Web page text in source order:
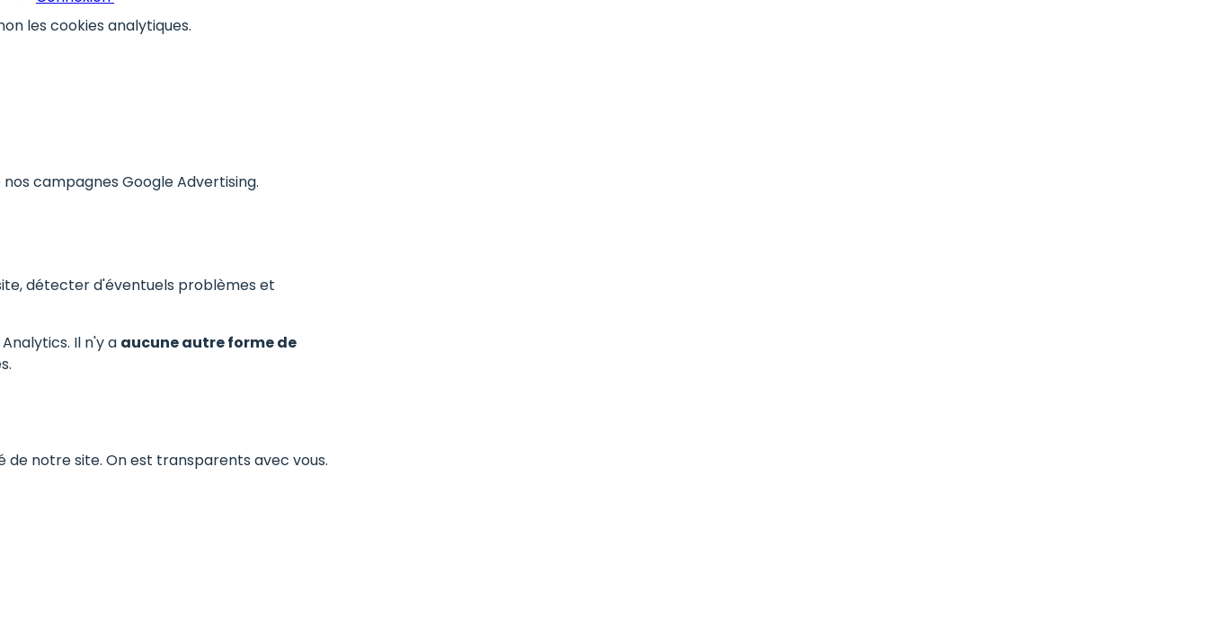
les cookies analytiques.
campagnes Google Advertising.
détecter d'éventuels problèmes et
Il n'y a aucune autre forme de
de notre site. On est transparents avec vous.